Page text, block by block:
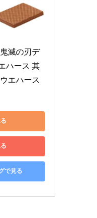
滅の刃デ
ハース 其
エハース
で見る